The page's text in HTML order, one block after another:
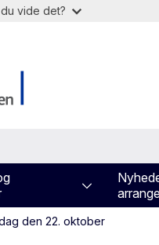
vide det?
den 22. oktober